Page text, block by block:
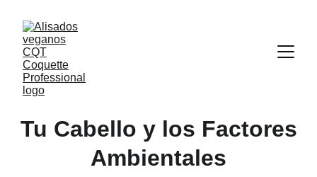
Tu Cabello y los Factores
Ambientales